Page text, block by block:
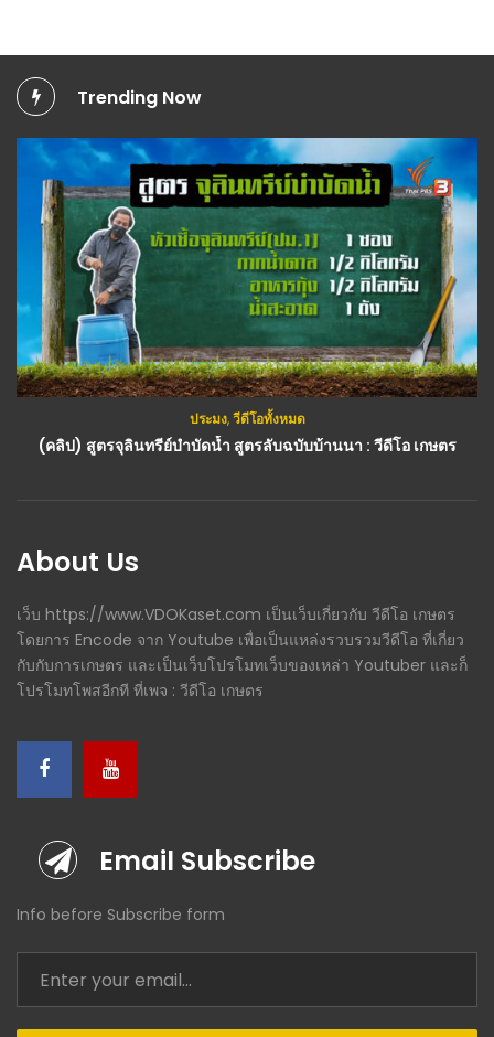
Trending Now
ประมง,วีดีโอทั้งหมด
(คลิป) สูตรจุลินทรีย์บำบัดน้ำ สูตรลับฉบับบ้านนา : วีดีโอ เกษตร
About Us
เว็บ https://www.VDOKaset.com เป็นเว็บเกี่ยวกับ วีดีโอ เกษตร
โดยการ Encode จาก Youtube เพื่อเป็นแหล่งรวบรวมวีดีโอ ที่เกี่ยว
กับกับการเกษตร และเป็นเว็บโปรโมทเว็บของเหล่า Youtuber และก็
โปรโมทโพสอีกที ที่เพจ : วีดีโอ เกษตร
Email Subscribe
Info before Subscribe form